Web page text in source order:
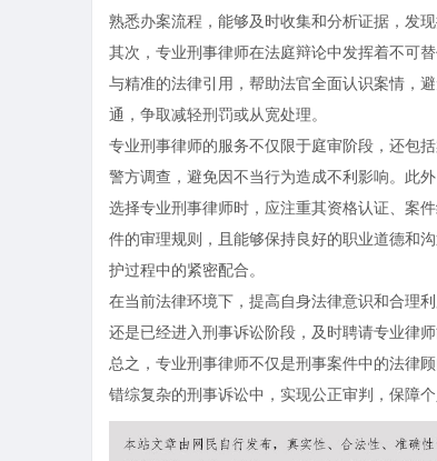
熟悉办案流程，能够及时收集和分析证据，发
其次，专业刑事律师在法庭辩论中发挥着不可
与精准的法律引用，帮助法官全面认识案情，
通，争取减轻刑罚或从宽处理。
专业刑事律师的服务不仅限于庭审阶段，还包
警方调查，避免因不当行为造成不利影响。此
选择专业刑事律师时，应注重其资格认证、案
件的审理规则，且能够保持良好的职业道德和
护过程中的紧密配合。
在当前法律环境下，提高自身法律意识和合理
还是已经进入刑事诉讼阶段，及时聘请专业律
总之，专业刑事律师不仅是刑事案件中的法律
错综复杂的刑事诉讼中，实现公正审判，保障个